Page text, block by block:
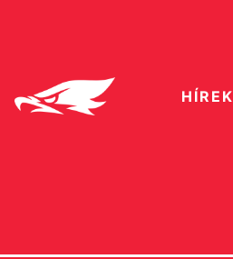
HÍREK